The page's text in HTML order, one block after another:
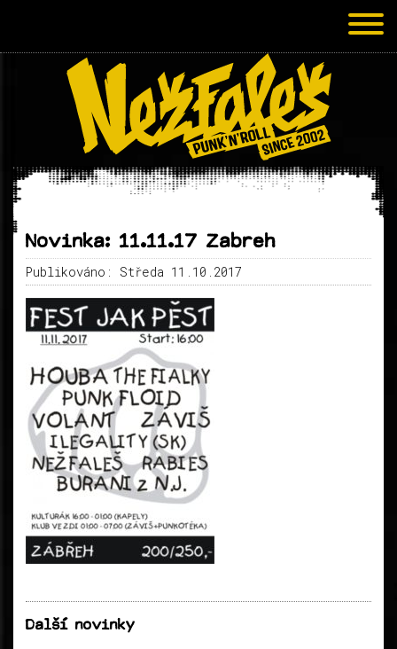
Novinka: 11.11.17 Zabreh
Publikováno: Středa 11.10.2017
Další novinky